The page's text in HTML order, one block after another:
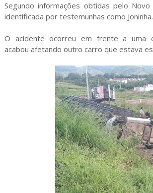
Segundo informações obtidas pelo
identificada por testemunhas como Joninha.
O acidente ocorreu em frente a uma
acabou afetando outro carro que estava